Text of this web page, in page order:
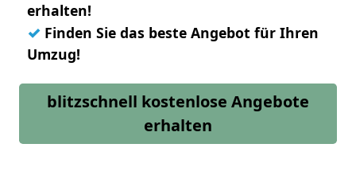
erhalten!
✓ Finden Sie das beste Angebot für Ihren
Umzug!
blitzschnell kostenlose Angebote
erhalten